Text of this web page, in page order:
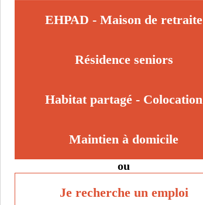
EHPAD - Maison de retraite
Résidence seniors
Habitat partagé - Colocation
Maintien à domicile
ou
Je recherche un emploi